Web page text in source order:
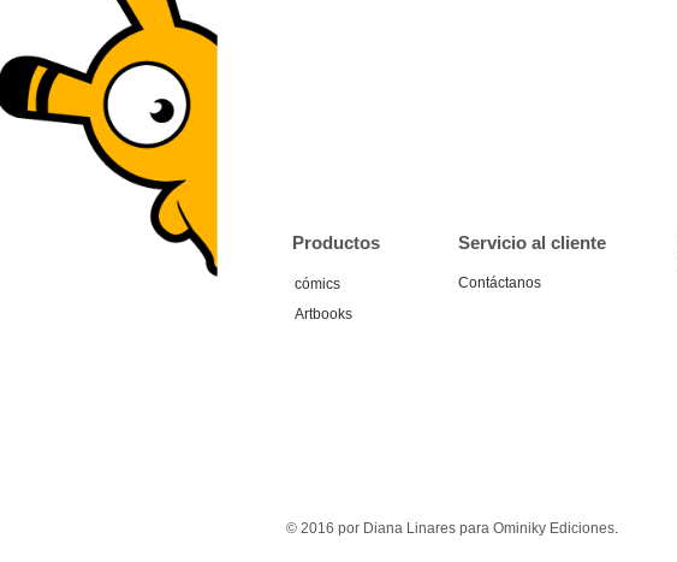
Servicio al cliente
Productos
Contáctanos
cómics
Artbooks
© 2016 por Diana Linares para Ominiky Ediciones.